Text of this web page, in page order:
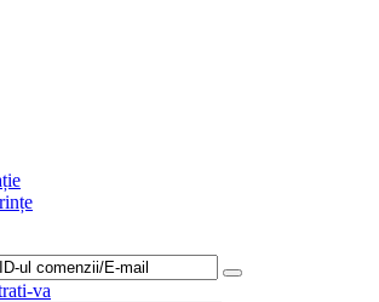
va